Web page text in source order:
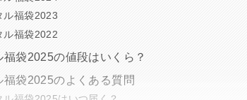
ル福袋2023
ル福袋2022
袋2025の値段はいくら？
袋2025のよくある質問